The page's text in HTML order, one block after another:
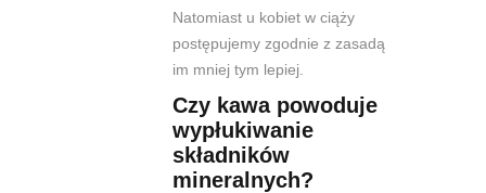
Natomiast u kobiet w ciąży
postępujemy zgodnie z zasadą
im mniej tym lepiej.
Czy kawa powoduje
wypłukiwanie
składników
mineralnych?